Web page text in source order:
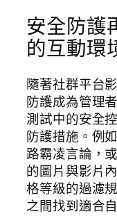
安全防護
的互動環
隨著社群平台
防護成為管理
測試中的安全
防護措施。例
路霸凌言論，
的圖片與影片
格等級的過濾
之間找到適合